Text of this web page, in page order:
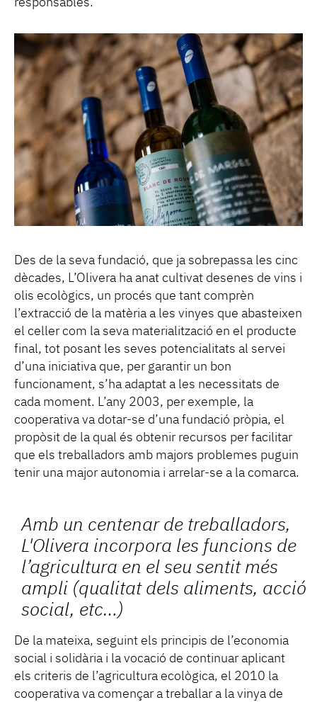
responsables.
Des de la seva fundació, que ja sobrepassa les cinc
dècades, L’Olivera ha anat cultivat desenes de vins i
olis ecològics, un procés que tant comprèn
l’extracció de la matèria a les vinyes que abasteixen
el celler com la seva materialització en el producte
final, tot posant les seves potencialitats al servei
d’una iniciativa que, per garantir un bon
funcionament, s’ha adaptat a les necessitats de
cada moment. L’any 2003, per exemple, la
cooperativa va dotar-se d’una fundació pròpia, el
propòsit de la qual és obtenir recursos per facilitar
que els treballadors amb majors problemes puguin
tenir una major autonomia i arrelar-se a la comarca.
Amb un centenar de treballadors,
L'Olivera incorpora les funcions de
l’agricultura en el seu sentit més
ampli (qualitat dels aliments, acció
social, etc…)
De la mateixa, seguint els principis de l’economia
social i solidària i la vocació de continuar aplicant
els criteris de l’agricultura ecològica, el 2010 la
cooperativa va començar a treballar a la vinya de